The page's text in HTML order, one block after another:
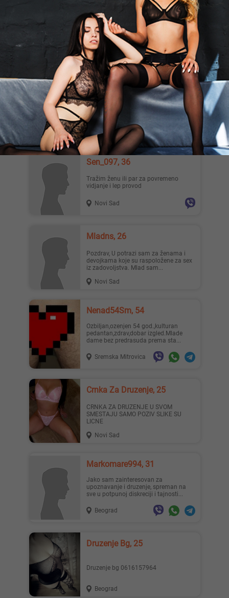
Kamenibrat, 31
Zezanje je super da ne kazem divno
Sponzor Tazi Devojku, 32
Mlad imućan dečko traži devojku za
druženje Može i da duže vreme , pre
svakog vidjenja od mene d...
Kragujevac
Sen_097, 36
Tražim ženu ili par za povremeno
vidjanje i lep provod
Novi Sad
Mladns, 26
Pozdrav, U potrazi sam za ženama i
devojkama koje su raspoložene za sex
iz zadovoljstva. Mlad sam...
Novi Sad
Nenad54Sm, 54
Ozbiljan,ozenjen 54 god.,kulturan
pedantan,zdrav,dobar izgled.Mlade
dame bez predrasuda prema sta...
Sremska Mitrovica
Crnka Za Druzenje, 25
CRNKA ZA DRUZENJE U SVOM
SMESTAJU SAMO POZIV SLIKE SU
LICNE
Novi Sad
Markomare994, 31
Jako sam zainteresovan za
upoznavanje i druzenje, spreman na
sve u potpunoj diskreciji i tajnosti...
Beograd
Druzenje Bg, 25
Druzenje bg 0616157964
Beograd